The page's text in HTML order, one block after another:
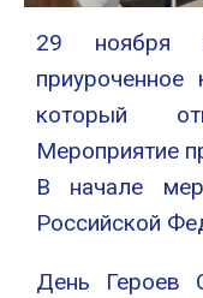
29 ноября
который
Мероприятие
В начале
Российской
День Героев